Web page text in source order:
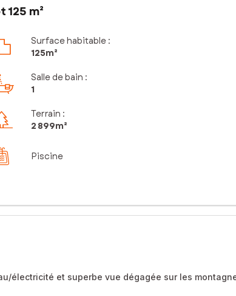
m²
Surface habitable :
125m²
Salle de bain :
1
Terrain :
2 899m²
Piscine
électricité et superbe vue dégagée sur les